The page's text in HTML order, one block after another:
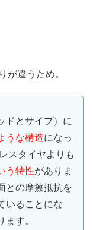
が違うため。
ドとサイプ）に
うな構造になっ
スタイヤよりも
う特性がありま
との摩擦抵抗を
いることにな
ます。